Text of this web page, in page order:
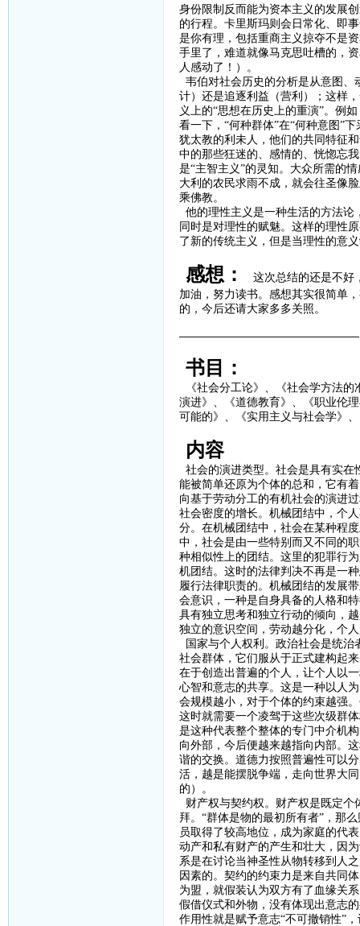
身份限制反而能为资本主义的发展
的行程。卡里斯玛则会日常化、即
是你有理，包括重商主义掠夺不是
手里了，难道就像马克思吐槽的，
人感动了！）。
韦伯对社会历史的分析是从意图、
计）还是追逐利益（营利）；这样
义上的“思想在历史上的重演”。例
看一下，“何种群体”在“何种意图”
犹太教的利未人，他们的共同特征
中的那些狂迷的、感情的、恍惚忘
是“主智主义”的灵知。大众所需的
大利的农民求雨不成，就会往圣像
乘佛教。
他的理性主义是一种生活的方法论
同时是对理性的赋魅。这样的理性
了新的传统主义，但是当理性的意
感想：
这次总结的还是不好
加油，努力读书。感想其实很简单
的，今后还请大家多多关照。
————————————————
书目：
《社会分工论》、《社会学方法的
演进》、《道德教育》、《职业伦
可能的》、《实用主义与社会学》
内容
社会的演进类型。社会是具有实在
能被简单还原为个体的总和，它有
向基于劳动分工的有机社会的演进
社会密度的增长。机械团结中，个
分。在机械团结中，社会在某种程
中，社会是由一些特别而又不同的
种相似性上的团结。这里的犯罪行
机团结。这时的法律判决不再是一
履行法律职责的。机械团结的发展
会意识，一种是自身具备的人格和
具有独立思考和独立行动的倾向，
独立的意识空间，劳动越分化，个
国家与个人权利。政治社会是统治
社会群体，它们服从于正式建构起
在于创造出普遍的个人，让个人以
心智和意志的共享。这是一种以人
会规模越小，对于个体的约束越强
这时就需要一个凌驾于这些次级群
是这种代表整个整体的专门中介机
向外部，今后便越来越指向内部。
谐的交换。道德力按照普遍性可以
活，越是能摆脱争端，走向世界大
的）。
财产权与契约权。财产权是既定个
拜。 “群体是物的最初所有者”，那
员取得了较高地位，成为家庭的代
动产和私有财产的产生和壮大，因
系是在讨论当神圣性从物转移到人
因素的。契约的约束力是来自共同
为盟，就假装认为双方有了血缘关
假借仪式和外物，没有体现出意志
作用性就是赋予意志“不可撤销性”